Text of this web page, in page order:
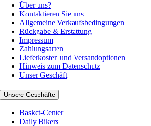
Über uns?
Kontaktieren Sie uns
Allgemeine Verkaufsbedingungen
Rückgabe & Erstattung
Impressum
Zahlungsarten
Lieferkosten und Versandoptionen
Hinweis zum Datenschutz
Unser Geschäft
Unsere Geschäfte
Basket-Center
Daily Bikers